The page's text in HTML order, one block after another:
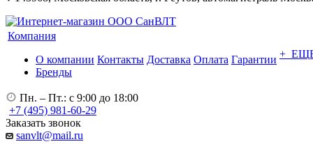
Компания
О компании
Бренды
Контакты Доставка Оплата Гарантии +
Пн. – Пт.: с 9:00 до 18:00
+7 (495) 981-60-29
Заказать звонок
sanvlt@mail.ru